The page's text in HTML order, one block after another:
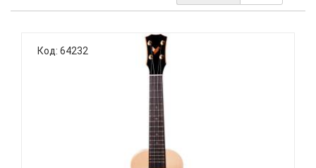
Код: 64232